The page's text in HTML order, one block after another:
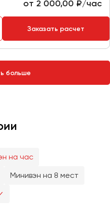
от 2 000,00 ₽/час
Заказать расчет
больше
на час
Минивэн на 8 мест